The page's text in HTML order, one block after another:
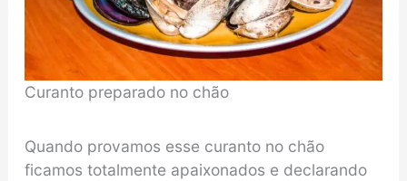
Curanto preparado no chão
Quando provamos esse curanto no chão
ficamos totalmente apaixonados e declarando